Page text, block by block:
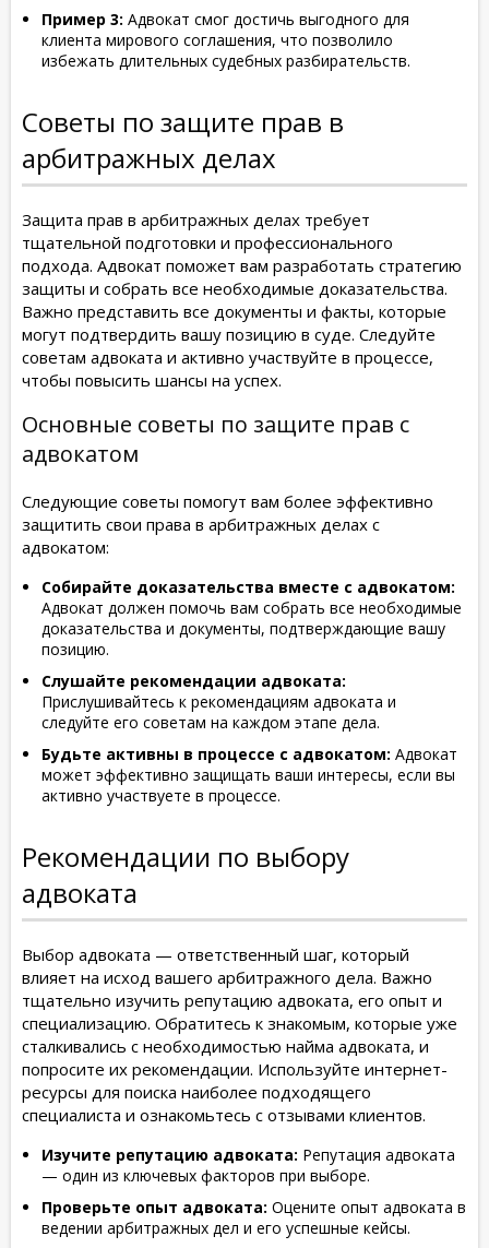
Пример 3: Адвокат смог достичь выгодного для
клиента мирового соглашения, что позволило
избежать длительных судебных разбирательств.
Советы по защите прав в
арбитражных делах
Защита прав в арбитражных делах требует
тщательной подготовки и профессионального
подхода. Адвокат поможет вам разработать стратегию
защиты и собрать все необходимые доказательства.
Важно представить все документы и факты, которые
могут подтвердить вашу позицию в суде. Следуйте
советам адвоката и активно участвуйте в процессе,
чтобы повысить шансы на успех.
Основные советы по защите прав с
адвокатом
Следующие советы помогут вам более эффективно
защитить свои права в арбитражных делах с
адвокатом:
Собирайте доказательства вместе с адвокатом:
Адвокат должен помочь вам собрать все необходимые
доказательства и документы, подтверждающие вашу
позицию.
Слушайте рекомендации адвоката:
Прислушивайтесь к рекомендациям адвоката и
следуйте его советам на каждом этапе дела.
Будьте активны в процессе с адвокатом: Адвокат
может эффективно защищать ваши интересы, если вы
активно участвуете в процессе.
Рекомендации по выбору
адвоката
Выбор адвоката — ответственный шаг, который
влияет на исход вашего арбитражного дела. Важно
тщательно изучить репутацию адвоката, его опыт и
специализацию. Обратитесь к знакомым, которые уже
сталкивались с необходимостью найма адвоката, и
попросите их рекомендации. Используйте интернет-
ресурсы для поиска наиболее подходящего
специалиста и ознакомьтесь с отзывами клиентов.
Изучите репутацию адвоката: Репутация адвоката
— один из ключевых факторов при выборе.
Проверьте опыт адвоката: Оцените опыт адвоката в
ведении арбитражных дел и его успешные кейсы.